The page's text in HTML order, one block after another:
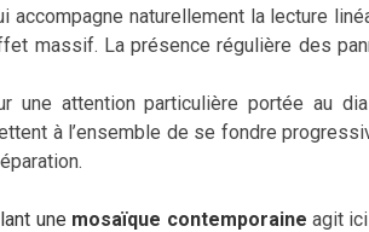
naturellement la lecture
massif. La présence régulière des
une attention particulière portée au
à l’ensemble de se fondre
une mosaïque contemporaine agit